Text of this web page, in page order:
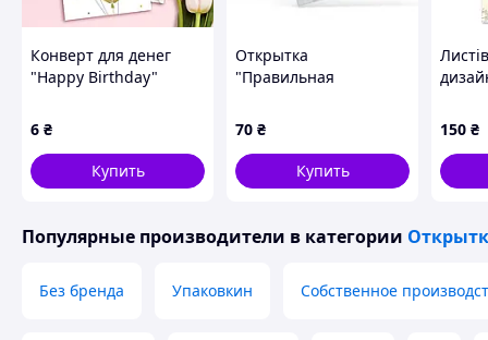
Конверт для денег
"Happy Birthday"
6 ₴
Купить
Открытка
"Правильная
70 ₴
Купить
РВ-77
150 ₴
Популярные производители в категории
Без бренда Упаковкин Собственное